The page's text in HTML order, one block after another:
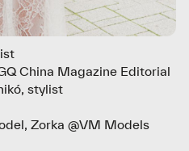
China Magazine Editorial
stylist
Zorka @VM Models